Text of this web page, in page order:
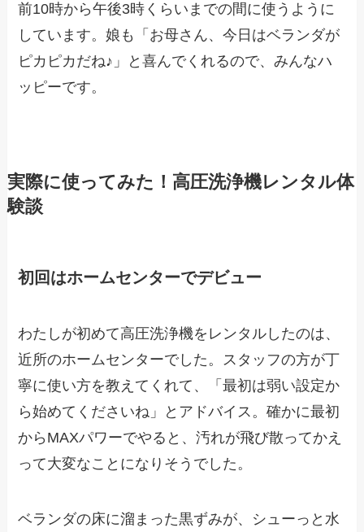
前10時から午後3時くらいまでの間に使うように
しています。娘も「お母さん、今日はベランダが
ピカピカだね♪」と喜んでくれるので、みんなハ
ッピーです。
実際に使ってみた！高圧洗浄機レンタル体
験談
初回はホームセンターでデビュー
わたしが初めて高圧洗浄機をレンタルしたのは、
近所のホームセンターでした。スタッフの方が丁
寧に使い方を教えてくれて、「最初は弱い設定か
ら始めてくださいね」とアドバイス。確かに最初
からMAXパワーでやると、汚れが飛び散ってかえ
って大変なことになりそうでした。
ベランダの床に溜まった黒ずみが、シューっと水